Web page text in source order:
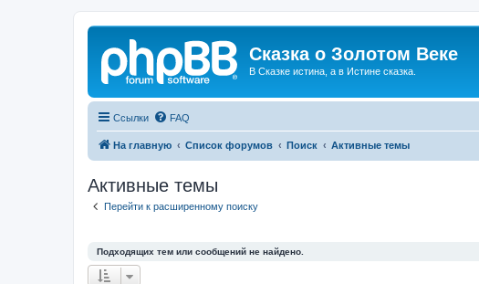
Сказка о Золотом Веке
В Сказке истина, а в Истине сказка.
Ссылки FAQ
На главную Список форумов Поиск Активные темы
Активные темы
Перейти к расширенному поиску
Подходящих тем или сообщений не найдено.